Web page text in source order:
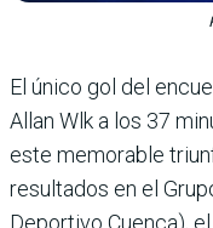
El único gol del
Allan Wlk a los 37
este memorable
resultados en el
Deportivo Cuenca),